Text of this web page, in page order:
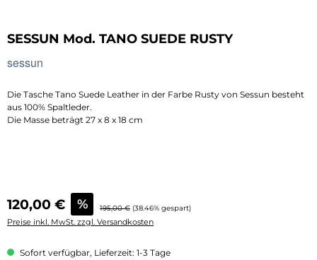
SESSUN Mod. TANO SUEDE RUSTY
sessun
Die Tasche Tano Suede Leather in der Farbe Rusty von Sessun besteht
aus 100% Spaltleder.
Die Masse beträgt 27 x 8 x 18 cm
Verkaufspreis:
120,00 € % Regulärer Preis:
195,00 € (38.46% gespart)
Preise inkl. MwSt. zzgl. Versandkosten
Sofort verfügbar, Lieferzeit: 1-3 Tage